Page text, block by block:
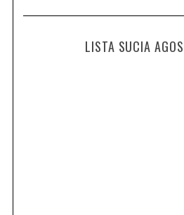
LISTA SUCIA